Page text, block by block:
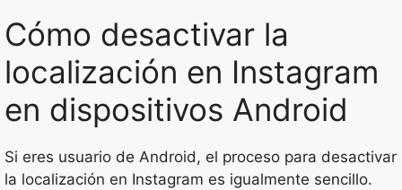
Cómo desactivar la
localización en Instagram
en dispositivos Android
Si eres usuario de Android, el proceso para desactivar
la localización en Instagram es igualmente sencillo.